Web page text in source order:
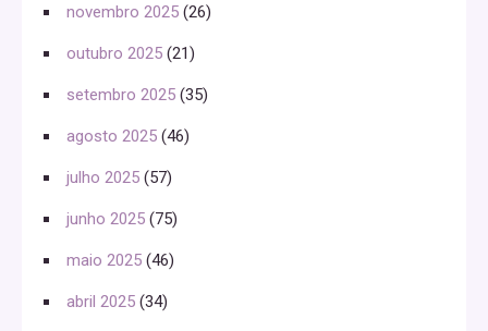
novembro 2025 (26)
outubro 2025 (21)
setembro 2025 (35)
agosto 2025 (46)
julho 2025 (57)
junho 2025 (75)
maio 2025 (46)
abril 2025 (34)